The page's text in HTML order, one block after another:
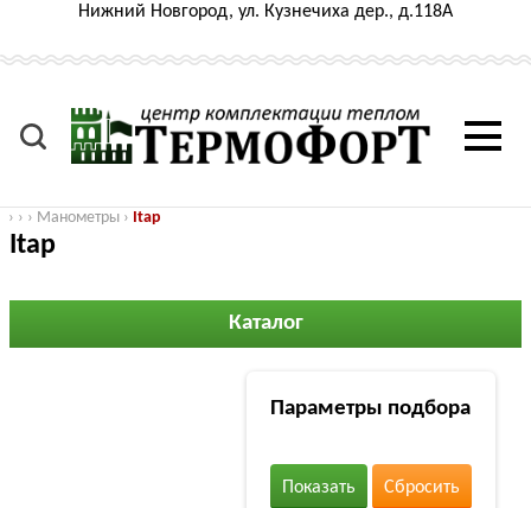
Нижний Новгород, ул. Кузнечиха дер., д.118А
› › › Манометры › Itap
Itap
Каталог
Параметры подбора
Показать Сбросить